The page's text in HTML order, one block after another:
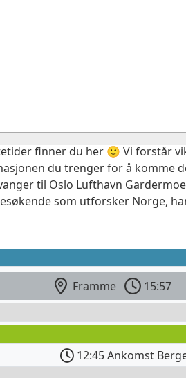
finner du her 🙂 Vi forstår
du trenger for å komme
til Oslo Lufthavn
som utforsker Norge,
Framme
15:57
12:45 Ankomst